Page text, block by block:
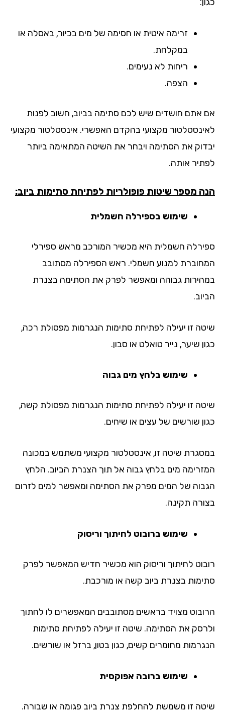
זרימה איטית או חסימה של מים בכיור, באסלה או
במקלחת.
ריחות לא נעימים.
הצפה.
אתם חושדים שיש לכם סתימה בביוב, חשוב לפנות
מקצועי בהקדם האפשרי. אינסטלטור מקצועי
את הסתימה ויבחר את השיטה המתאימה ביותר
אותה.
מספר שיטות פופולריות לפתיחת סתימות ביוב:
שימוש בספירלה חשמלית
חשמלית היא מכשיר המורכב מראש ספירלי
למנוע חשמלי. ראש הספירלה מסתובב
גבוהה ומאפשר לפרק את הסתימה בצנרת
זו יעילה לפתיחת סתימות הנגרמות מפסולת רכה,
שיער, נייר טואלט או סבון.
שימוש בלחץ מים גבוה
זו יעילה לפתיחת סתימות הנגרמות מפסולת קשה,
שורשים של עצים או שיחים.
שיטה זו, אינסטלטור מקצועי משתמש במכונה
מים בלחץ גבוה אל תוך הצנרת הביוב. הלחץ
של המים מפרק את הסתימה ומאפשר למים לזרום
תקינה.
שימוש ברובוט לחיתוך וריסוק
לחיתוך וריסוק הוא מכשיר חדיש המאפשר לפרק
בצנרת ביוב קשה או מורכבת.
מצויד בראשים מסתובבים המאפשרים לו לחתוך
את הסתימה. שיטה זו יעילה לפתיחת סתימות
מחומרים קשים, כגון בטון, ברזל או שורשים.
שימוש ברובה אפוקסית
זו משמשת להחלפת צנרת ביוב פגומה או שבורה.